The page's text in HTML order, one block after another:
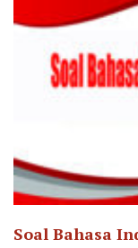
Soal Bahasa